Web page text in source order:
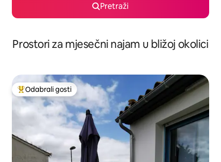
Pretraži
Prostori za mjesečni najam u bližoj okolici
Među najviše rangiranima s oznakom „Odabrali gosti”
Odabrali gosti